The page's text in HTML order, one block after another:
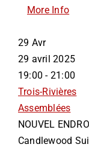
More Info
29 Avr
29 avril 2025
19:00 - 21:00
Trois-Rivières
Assemblées
NOUVEL
Candlewood